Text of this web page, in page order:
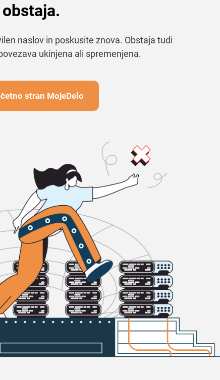
obstaja.
naslov in poskusite znova. Obstaja tudi
ukinjena ali spremenjena.
stran MojeDelo